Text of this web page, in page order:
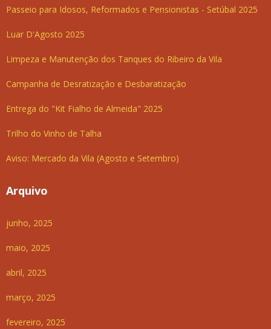
Passeio para Idosos, Reformados e Pensionistas - Setúbal 2025
Luar D'Agosto 2025
Limpeza e Manutenção dos Tanques do Ribeiro da Vila
Campanha de Desratização e Desbaratização
Entrega do "Kit Fialho de Almeida" 2025
Trilho do Vinho de Talha
Aviso: Mercado da Vila (Agosto e Setembro)
Arquivo
junho, 2025
maio, 2025
abril, 2025
março, 2025
fevereiro, 2025